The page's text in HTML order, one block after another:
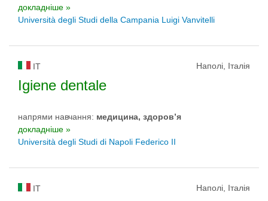
докладніше »
Università degli Studi della Campania Luigi Vanvitelli
IT Наполі, Італія
Igiene dentale
напрями навчання: медицина, здоров’я
докладніше »
Università degli Studi di Napoli Federico II
IT Наполі, Італія